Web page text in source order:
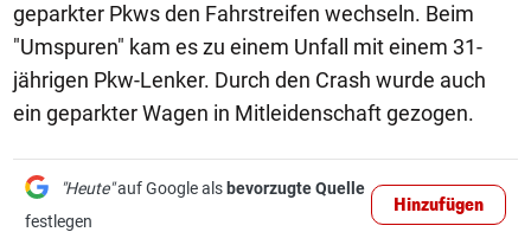
geparkter Pkws den Fahrstreifen wechseln. Beim
"Umspuren" kam es zu einem Unfall mit einem 31-
jährigen Pkw-Lenker. Durch den Crash wurde auch
ein geparkter Wagen in Mitleidenschaft gezogen.
"Heute"auf Google als bevorzugte Quelle
festlegen
Hinzufügen